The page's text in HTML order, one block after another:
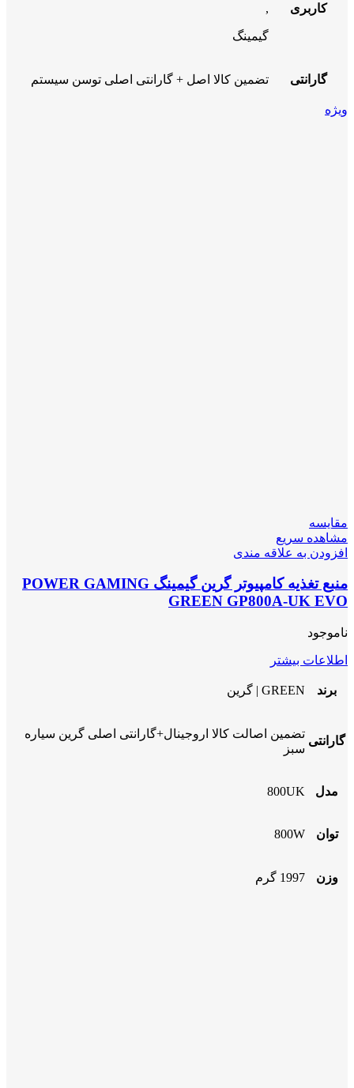
کاربری ,
گیمینگ
گارانتی تضمین کالا اصل + گارانتی اصلی توسن سیستم
ویژه
مقایسه
مشاهده سریع
افزودن به علاقه مندی
منبع تغذیه کامپیوتر گرین گیمینگ POWER GAMING
GREEN GP800A-UK EVO
ناموجود
اطلاعات بیشتر
برند GREEN | گرین
گارانتی
تضمین اصالت کالا اروجینال+گارانتی اصلی گرین سیاره
سبز
مدل 800UK
توان 800W
وزن 1997 گرم